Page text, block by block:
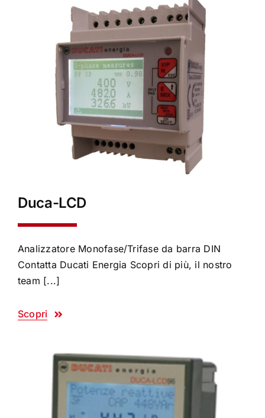
Duca-LCD
Analizzatore Monofase/Trifase da barra DIN
Contatta Ducati Energia Scopri di più, il nostro
team [...]
Scopri